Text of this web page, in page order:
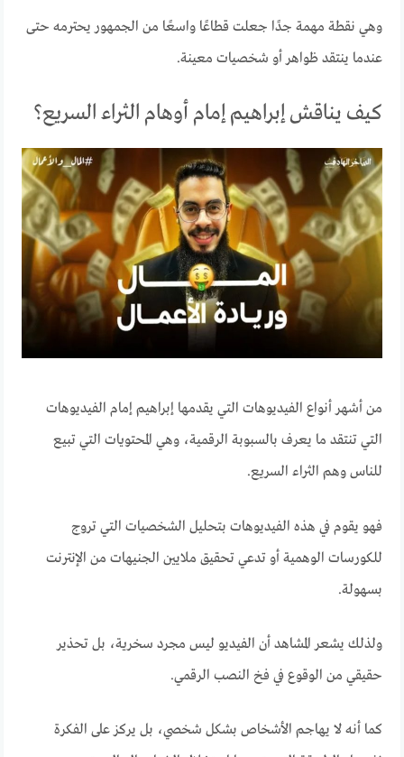
وهي نقطة مهمة جدًا جعلت قطاعًا واسعًا من الجمهور يحترمه حتى
عندما ينتقد ظواهر أو شخصيات معينة.
كيف يناقش إبراهيم إمام أوهام الثراء السريع؟
من أشهر أنواع الفيديوهات التي يقدمها إبراهيم إمام الفيديوهات
التي تنتقد ما يعرف بالسبوبة الرقمية، وهي المحتويات التي تبيع
للناس وهم الثراء السريع.
فهو يقوم في هذه الفيديوهات بتحليل الشخصيات التي تروج
للكورسات الوهمية أو تدعي تحقيق ملايين الجنيهات من الإنترنت
بسهولة.
ولذلك يشعر المشاهد أن الفيديو ليس مجرد سخرية، بل تحذير
حقيقي من الوقوع في فخ النصب الرقمي.
كما أنه لا يهاجم الأشخاص بشكل شخصي، بل يركز على الفكرة